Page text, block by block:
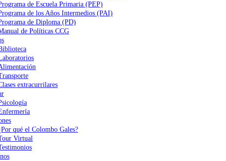
de Escuela Primaria (PEP)
de los Años Intermedios (PAI)
de Diploma (PD)
de Políticas CCG
extracurrilares
qué el Colombo Gales?
Virtual